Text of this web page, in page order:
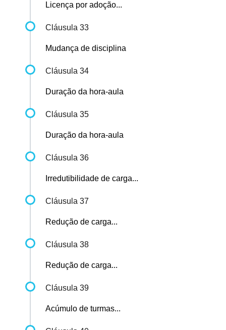
Licença por adoção...
Cláusula 33
Mudança de disciplina
Cláusula 34
Duração da hora-aula
Cláusula 35
Duração da hora-aula
Cláusula 36
Irredutibilidade de carga...
Cláusula 37
Redução de carga...
Cláusula 38
Redução de carga...
Cláusula 39
Acúmulo de turmas...